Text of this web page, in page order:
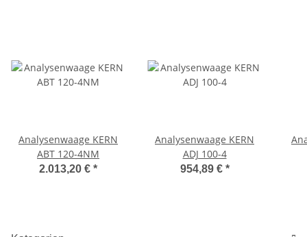
Analysenwaage KERN
ABT 120-4NM
2.013,20 € *
Analysenwaage KERN
ADJ 100-4
954,89 € *